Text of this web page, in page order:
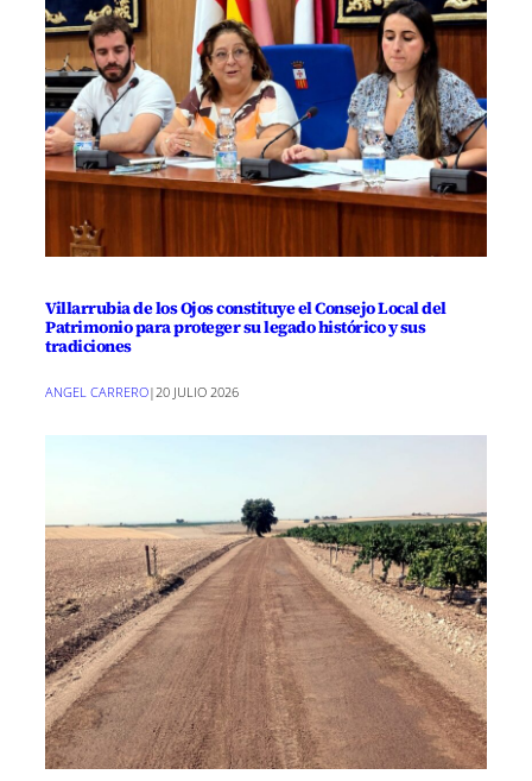
Villarrubia de los Ojos constituye el Consejo Local del
Patrimonio para proteger su legado histórico y sus
tradiciones
ANGEL CARRERO| 20 JULIO 2026